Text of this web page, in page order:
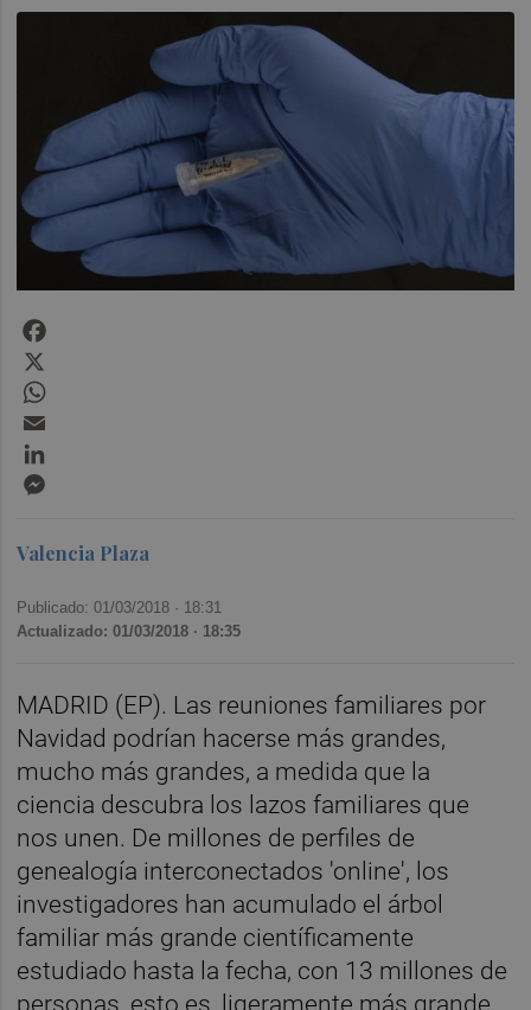
Valencia Plaza
Publicado: 01/03/2018 · 18:31
Actualizado: 01/03/2018 · 18:35
MADRID (EP). Las reuniones familiares por
Navidad podrían hacerse más grandes,
mucho más grandes, a medida que la
ciencia descubra los lazos familiares que
nos unen. De millones de perfiles de
genealogía interconectados 'online', los
investigadores han acumulado el árbol
familiar más grande científicamente
estudiado hasta la fecha, con 13 millones de
personas, esto es, ligeramente más grande